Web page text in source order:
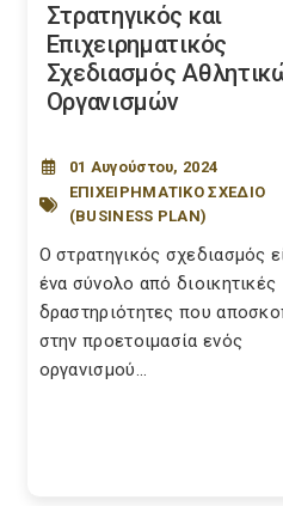
Στρατηγικός και
Επιχειρηματικός
Σχεδιασμός
Οργανισμών
01 Αυγούστου, 2024
ΕΠΙΧΕΙΡΗΜΑΤΙΚΟ ΣΧΕΔΙΟ
(BUSINESS PLAN)
Ο στρατηγικός σχεδιασμός
ένα σύνολο από διοικητικές
δραστηριότητες που
στην προετοιμασία ενός
οργανισμού...